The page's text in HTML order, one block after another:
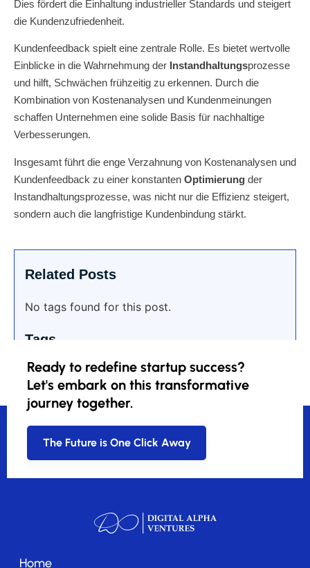
Dies fördert die Einhaltung industrieller Standards und steigert
die Kundenzufriedenheit.
Kundenfeedback spielt eine zentrale Rolle. Es bietet wertvolle
Einblicke in die Wahrnehmung der Instandhaltungsprozesse
und hilft, Schwächen frühzeitig zu erkennen. Durch die
Kombination von Kostenanalysen und Kundenmeinungen
schaffen Unternehmen eine solide Basis für nachhaltige
Verbesserungen.
Insgesamt führt die enge Verzahnung von Kostenanalysen und
Kundenfeedback zu einer konstanten Optimierung der
Instandhaltungsprozesse, was nicht nur die Effizienz steigert,
sondern auch die langfristige Kundenbindung stärkt.
Related Posts
No tags found for this post.
Tags
Ready to redefine startup success?
Let's embark on this transformative
journey together.
The Future is One Click Away
Home